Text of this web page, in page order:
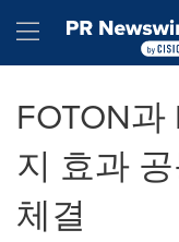
Hamburger
FOTON과
지 효과
체결